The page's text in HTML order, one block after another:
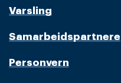
Varsling
Samarbeidspartnere
Personvern